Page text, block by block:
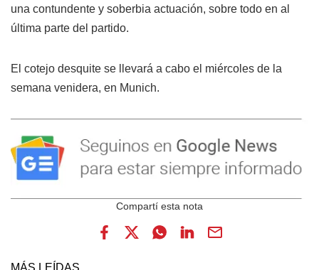
una contundente y soberbia actuación, sobre todo en al
última parte del partido.
El cotejo desquite se llevará a cabo el miércoles de la
semana venidera, en Munich.
MÁS LEÍDAS